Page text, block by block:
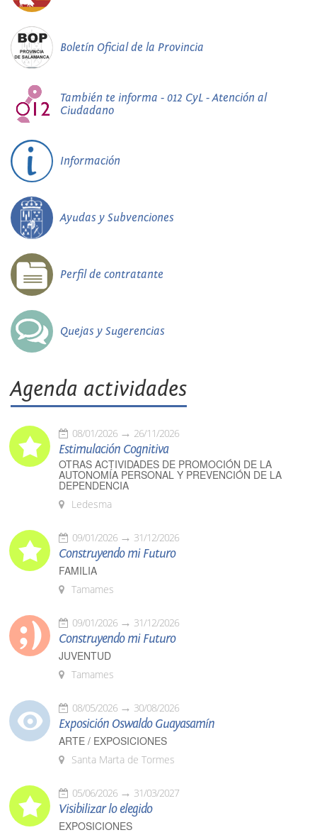
Boletín Oficial de la Provincia
También te informa - 012 CyL - Atención al
Ciudadano
Información
Ayudas y Subvenciones
Perfil de contratante
Quejas y Sugerencias
Agenda actividades
08/01/2026 26/11/2026
Estimulación Cognitiva
OTRAS ACTIVIDADES DE PROMOCIÓN DE LA
AUTONOMÍA PERSONAL Y PREVENCIÓN DE LA
DEPENDENCIA
Ledesma
09/01/2026 31/12/2026
Construyendo mi Futuro
FAMILIA
Tamames
09/01/2026 31/12/2026
Construyendo mi Futuro
JUVENTUD
Tamames
08/05/2026 30/08/2026
Exposición Oswaldo Guayasamín
ARTE / EXPOSICIONES
Santa Marta de Tormes
05/06/2026 31/03/2027
Visibilizar lo elegido
EXPOSICIONES